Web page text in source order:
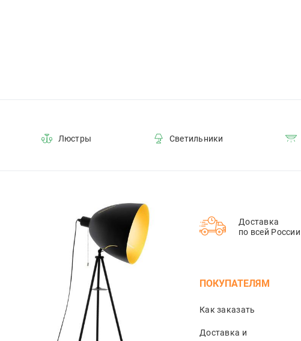
Люстры Светильники
Доставка
по всей России
ПОКУПАТЕЛЯМ
Как заказать
Доставка и